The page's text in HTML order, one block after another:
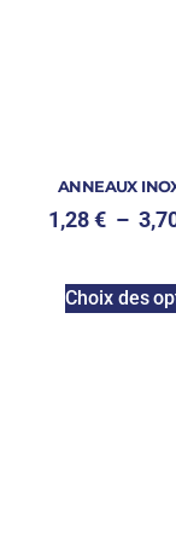
ANNEAUX
1,28€ –
Choix des